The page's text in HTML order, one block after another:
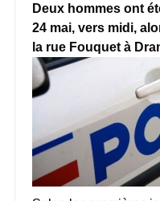
Deux hommes ont
24 mai, vers midi,
la rue Fouquet à